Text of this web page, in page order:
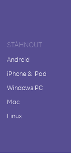
STÁHNOUT
Android
iPhone & iPad
Windows PC
Mac
Linux